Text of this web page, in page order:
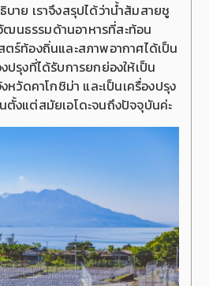
าย เราจึงสรุปได้ว่าน้ำส้มสายชู
นธรรมด้านอาหารที่สะท้อน
ตร์ท้องถิ่นและสภาพอากาศได้เป็น
ปรุงที่ได้รับการยกย่องให้เป็น
งหวัดคาโกชิม่า และเป็นเครื่องปรุง
ตั้งแต่สมัยเอโดะจนถึงปัจจุบันค่ะ